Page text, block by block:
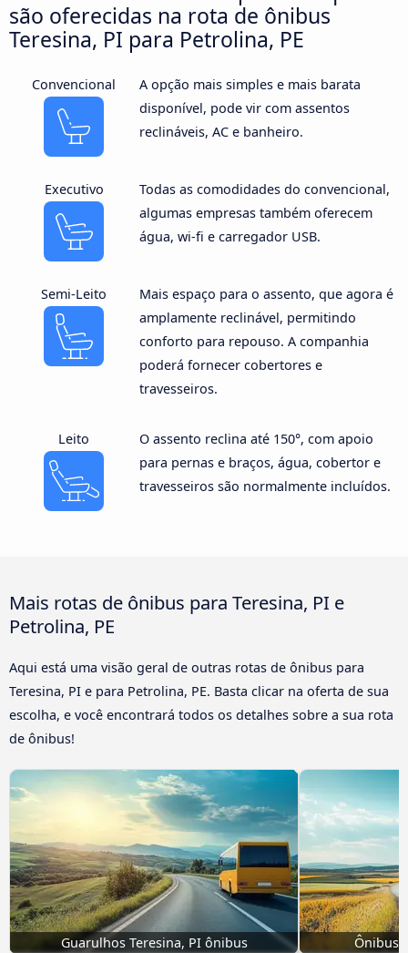
são oferecidas na rota de ônibus
Teresina, PI para Petrolina, PE
Convencional
A opção mais simples e mais barata
disponível, pode vir com assentos
reclináveis, AC e banheiro.
Executivo
Todas as comodidades do convencional,
algumas empresas também oferecem
água, wi-fi e carregador USB.
Semi-Leito
Mais espaço para o assento, que agora é
amplamente reclinável, permitindo
conforto para repouso. A companhia
poderá fornecer cobertores e
travesseiros.
Leito
O assento reclina até 150°, com apoio
para pernas e braços, água, cobertor e
travesseiros são normalmente incluídos.
Mais rotas de ônibus para Teresina, PI e
Petrolina, PE
Aqui está uma visão geral de outras rotas de ônibus para
Teresina, PI e para Petrolina, PE. Basta clicar na oferta de sua
escolha, e você encontrará todos os detalhes sobre a sua rota
de ônibus!
Guarulhos Teresina, PI ônibus Ônibus